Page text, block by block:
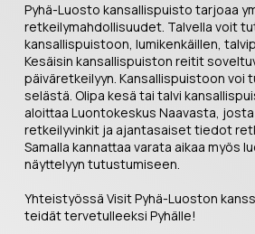
Pyhä-Luosto kansallispuisto tarjoaa
retkeilymahdollisuudet. Talvella voit
kansallispuistoon, lumikenkäillen,
Kesäisin kansallispuiston reitit
päiväretkeilyyn. Kansallispuistoon voi
selästä. Olipa kesä tai talvi
aloittaa Luontokeskus Naavasta,
retkeilyvinkit ja ajantasaiset tiedot
Samalla kannattaa varata aikaa myös
näyttelyyn tutustumiseen.
Yhteistyössä Visit Pyhä-Luoston
teidät tervetulleeksi Pyhälle!